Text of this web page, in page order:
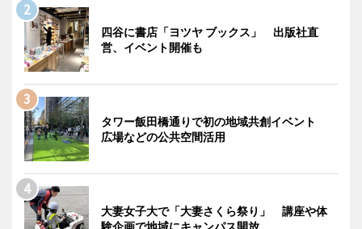
四谷に書店「ヨツヤ ブックス」 出版社直
営、イベント開催も
タワー飯田橋通りで初の地域共創イベント
広場などの公共空間活用
大妻女子大で「大妻さくら祭り」 講座や体